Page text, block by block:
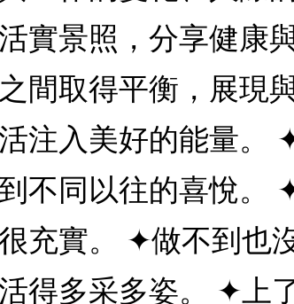
實景照，分享健康
間取得平衡，展現
注入美好的能量。
不同以往的喜悅。
充實。 ✦做不到也
得多采多姿。 ✦上